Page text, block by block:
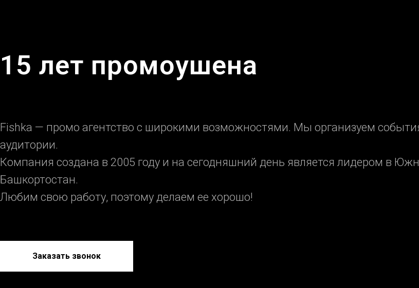
15 лет промоушена
Fishka — промо агентство с широкими возможностями. Мы организуем
аудитории.
Компания создана в 2005 году и на сегодняшний день является лидером в
Башкортостан.
Любим свою работу, поэтому делаем ее хорошо!
Заказать звонок